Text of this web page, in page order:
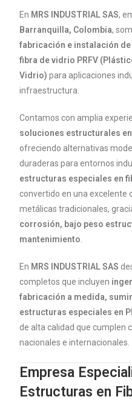
En MRS INDUSTRIAL SAS,
Barranquilla, Colombia,
fabricación e instalación
fibra de vidrio PRFV
Vidrio) para aplicaciones
infraestructura.
Contamos con amplia
soluciones estructurales
ofreciendo alternativas
duraderas para entornos
estructuras especiales en
convertido en una excelente
metálicas tradicionales,
corrosión, bajo peso
mantenimiento.
En MRS INDUSTRIAL SAS
completos que incluyen
fabricación a medida,
estructuras especiales en
de alta calidad que cumplen
nacionales e internacionales.
Empresa
Estructuras en